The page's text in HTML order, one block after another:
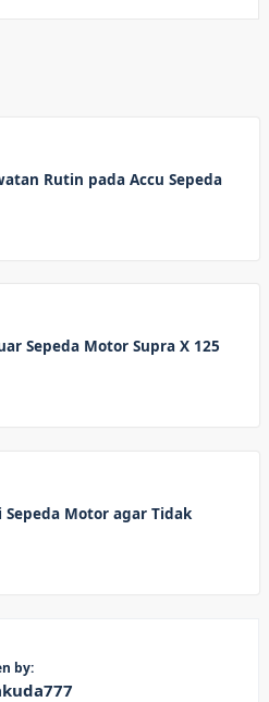
Rutin pada Accu Sepeda
Sepeda Motor Supra X 125
Motor agar Tidak
by: